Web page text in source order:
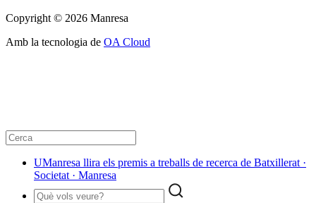
Copyright © 2026 Manresa
Amb la tecnologia de OA Cloud
UManresa llira els premis a treballs de recerca de Batxillerat ·
Societat · Manresa